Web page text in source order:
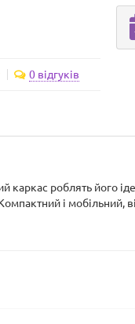
0 відгуків
каркас роблять його
і мобільний,